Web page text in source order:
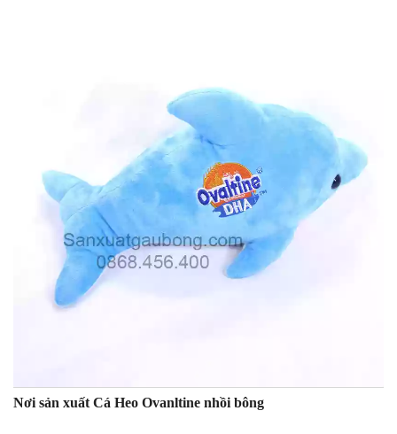
Nơi sản xuất Cá Heo Ovanltine nhồi bông